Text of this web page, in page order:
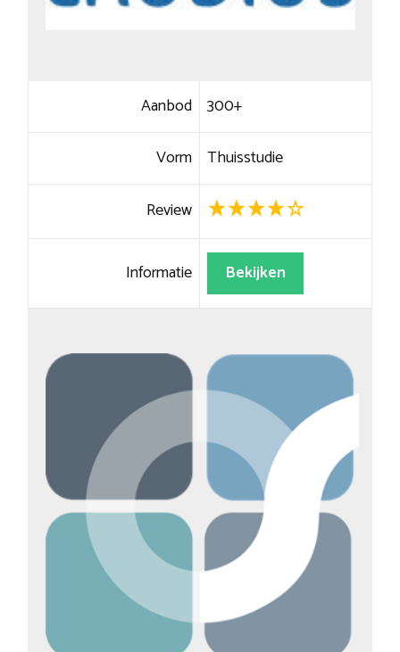
Aanbod 300+
Vorm Thuisstudie
Review
Informatie Bekijken